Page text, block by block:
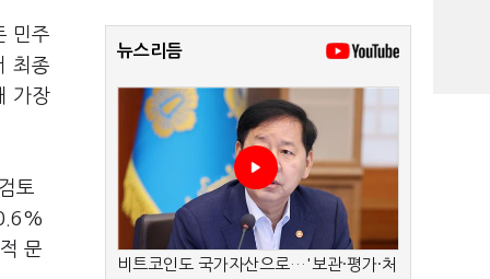
민주
최종
가장
토
문
뉴스리듬
비트코인도 국가자산으로…'보관·평가·처